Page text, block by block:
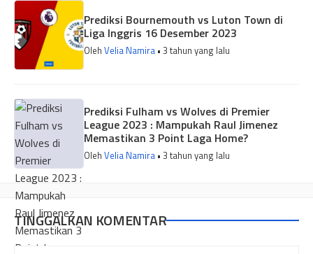
Prediksi Bournemouth vs Luton Town di
Liga Inggris 16 Desember 2023
Oleh Velia Namira • 3 tahun yang lalu
Prediksi Fulham vs Wolves di Premier
League 2023 : Mampukah Raul Jimenez
Memastikan 3 Point Laga Home?
Oleh Velia Namira • 3 tahun yang lalu
TINGGALKAN KOMENTAR